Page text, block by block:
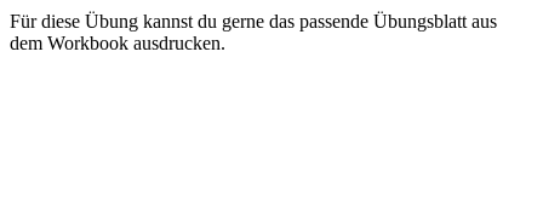
Für diese Übung kannst du gerne das passende Übungsblatt aus
dem Workbook ausdrucken.